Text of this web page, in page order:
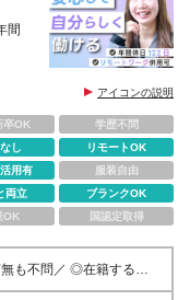
間
アイコンの説明
卒OK
学歴不問
し
リモートOK
用有
服装自由
両立
ブランクOK
OK 国認定取得
も不問／ ◎在籍するコ
社 ◎前職は介護士・ア